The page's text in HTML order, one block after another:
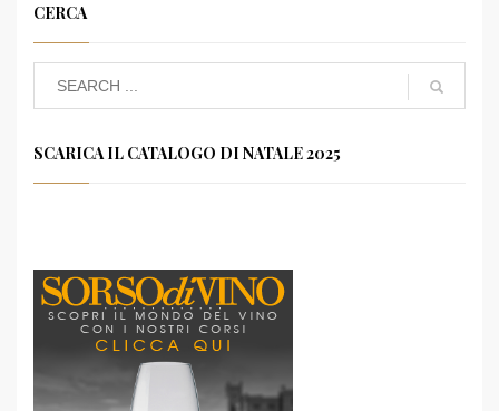
CERCA
SCARICA IL CATALOGO DI NATALE 2025